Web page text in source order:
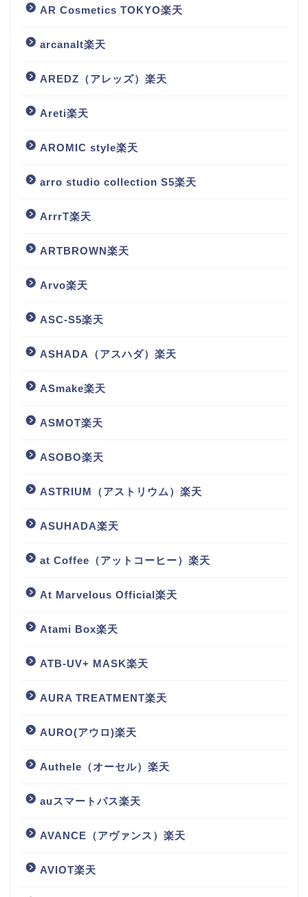
AR Cosmetics TOKYO楽天
arcanalt楽天
AREDZ（アレッズ）楽天
Areti楽天
AROMIC style楽天
arro studio collection S5楽天
ArrrT楽天
ARTBROWN楽天
Arvo楽天
ASC-S5楽天
ASHADA（アスハダ）楽天
ASmake楽天
ASMOT楽天
ASOBO楽天
ASTRIUM（アストリウム）楽天
ASUHADA楽天
at Coffee（アットコーヒー）楽天
At Marvelous Official楽天
Atami Box楽天
ATB-UV+ MASK楽天
AURA TREATMENT楽天
AURO(アウロ)楽天
Authele（オーセル）楽天
auスマートパス楽天
AVANCE（アヴァンス）楽天
AVIOT楽天